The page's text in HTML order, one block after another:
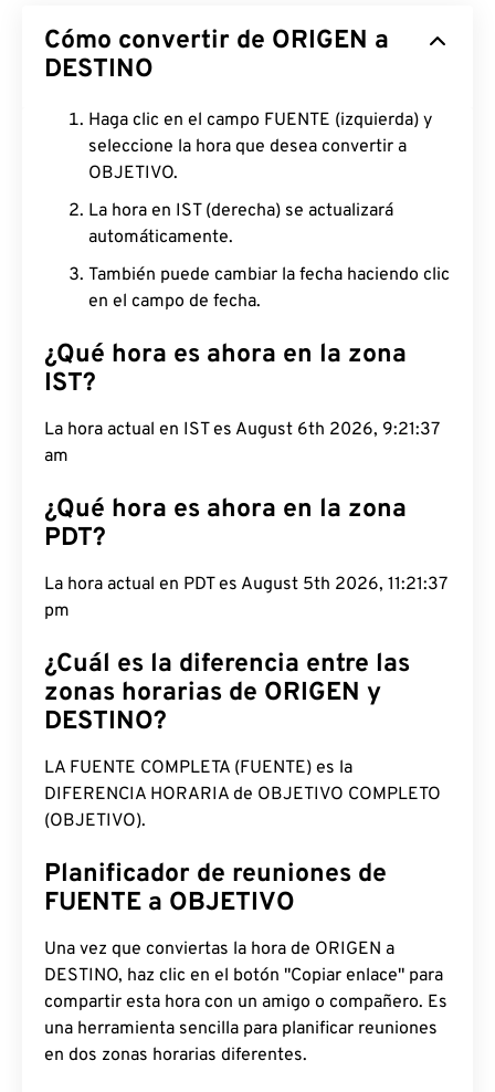
Cómo convertir de ORIGEN a
DESTINO
Haga clic en el campo FUENTE (izquierda) y
seleccione la hora que desea convertir a
OBJETIVO.
La hora en IST (derecha) se actualizará
automáticamente.
También puede cambiar la fecha haciendo clic
en el campo de fecha.
¿Qué hora es ahora en la zona
IST?
La hora actual en IST es August 6th 2026, 9:21:38
am
¿Qué hora es ahora en la zona
PDT?
La hora actual en PDT es August 5th 2026, 11:21:38
pm
¿Cuál es la diferencia entre las
zonas horarias de ORIGEN y
DESTINO?
LA FUENTE COMPLETA (FUENTE) es la
DIFERENCIA HORARIA de OBJETIVO COMPLETO
(OBJETIVO).
Planificador de reuniones de
FUENTE a OBJETIVO
Una vez que conviertas la hora de ORIGEN a
DESTINO, haz clic en el botón "Copiar enlace" para
compartir esta hora con un amigo o compañero. Es
una herramienta sencilla para planificar reuniones
en dos zonas horarias diferentes.